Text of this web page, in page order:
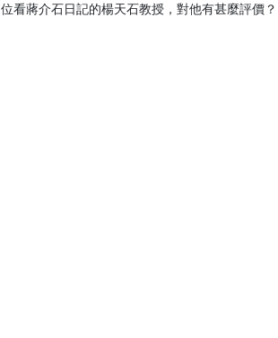
位看蔣介石日記的楊天石教授，對他有甚麼評價？